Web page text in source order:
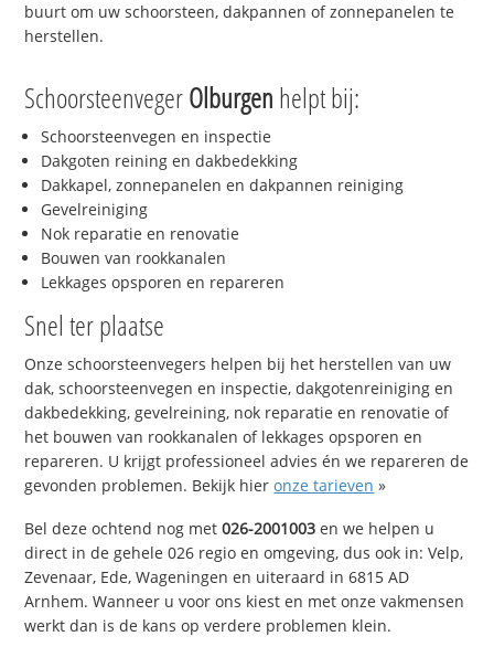
buurt om uw schoorsteen, dakpannen of zonnepanelen te
herstellen.
SchoorsteenvegerOlburgen helpt bij:
Schoorsteenvegen en inspectie
Dakgoten reining en dakbedekking
Dakkapel, zonnepanelen en dakpannen reiniging
Gevelreiniging
Nok reparatie en renovatie
Bouwen van rookkanalen
Lekkages opsporen en repareren
Snel ter plaatse
Onze schoorsteenvegers helpen bij het herstellen van uw
dak, schoorsteenvegen en inspectie, dakgotenreiniging en
dakbedekking, gevelreining, nok reparatie en renovatie of
het bouwen van rookkanalen of lekkages opsporen en
repareren. U krijgt professioneel advies én we repareren de
gevonden problemen. Bekijk hieronze tarieven »
Bel deze ochtend nog met026-2001003 en we helpen u
direct in de gehele 026 regio en omgeving, dus ook in: Velp,
Zevenaar, Ede, Wageningen en uiteraard in 6815 AD
Arnhem. Wanneer u voor ons kiest en met onze vakmensen
werkt dan is de kans op verdere problemen klein.